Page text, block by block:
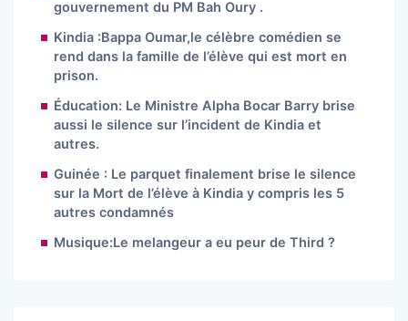
gouvernement du PM Bah Oury .
Kindia :Bappa Oumar,le célèbre comédien se
rend dans la famille de l’élève qui est mort en
prison.
Éducation: Le Ministre Alpha Bocar Barry brise
aussi le silence sur l’incident de Kindia et
autres.
Guinée : Le parquet finalement brise le silence
sur la Mort de l’élève à Kindia y compris les 5
autres condamnés
Musique:Le melangeur a eu peur de Third ?